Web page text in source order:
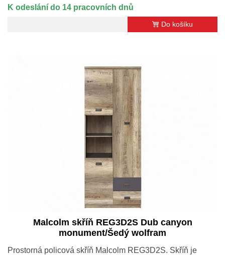
K odeslání do 14 pracovních dnů
Do košíku
Malcolm skříň REG3D2S Dub canyon
monument/Šedý wolfram
Prostorná policová skříň Malcolm REG3D2S. Skříň je